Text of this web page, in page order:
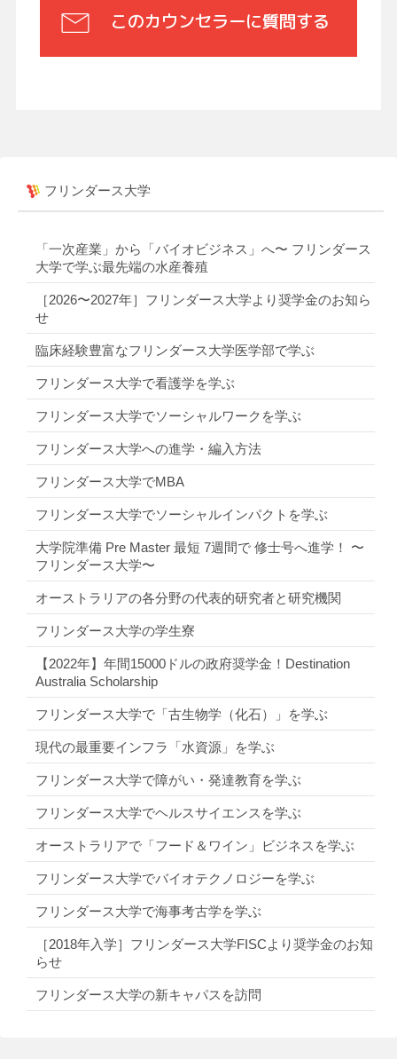
このカウンセラーに質問する
フリンダース大学
「一次産業」から「バイオビジネス」へ〜 フリンダース
大学で学ぶ最先端の水産養殖
［2026〜2027年］フリンダース大学より奨学金のお知ら
せ
臨床経験豊富なフリンダース大学医学部で学ぶ
フリンダース大学で看護学を学ぶ
フリンダース大学でソーシャルワークを学ぶ
フリンダース大学への進学・編入方法
フリンダース大学でMBA
フリンダース大学でソーシャルインパクトを学ぶ
大学院準備 Pre Master 最短 7週間で 修士号へ進学！ 〜
フリンダース大学〜
オーストラリアの各分野の代表的研究者と研究機関
フリンダース大学の学生寮
【2022年】年間15000ドルの政府奨学金！Destination
Australia Scholarship
フリンダース大学で「古生物学（化石）」を学ぶ
現代の最重要インフラ「水資源」を学ぶ
フリンダース大学で障がい・発達教育を学ぶ
フリンダース大学でヘルスサイエンスを学ぶ
オーストラリアで「フード＆ワイン」ビジネスを学ぶ
フリンダース大学でバイオテクノロジーを学ぶ
フリンダース大学で海事考古学を学ぶ
［2018年入学］フリンダース大学FISCより奨学金のお知
らせ
フリンダース大学の新キャパスを訪問